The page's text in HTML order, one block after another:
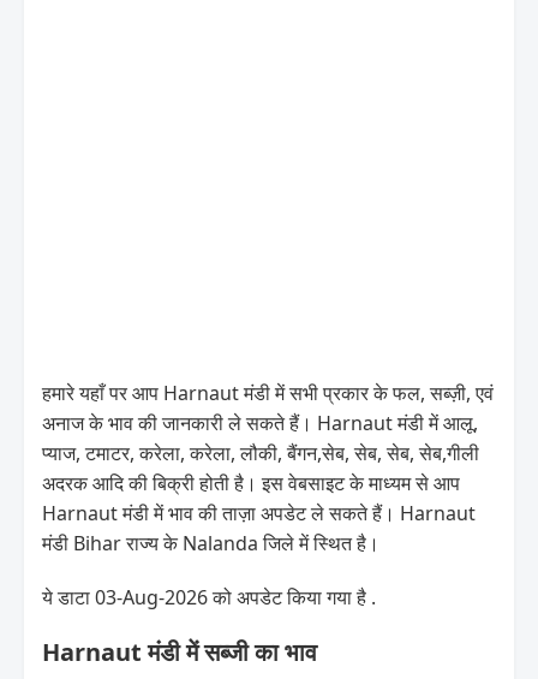
हमारे यहाँ पर आप Harnaut मंडी में सभी प्रकार के फल, सब्ज़ी, एवं
अनाज के भाव की जानकारी ले सकते हैं। Harnaut मंडी में आलू,
प्याज, टमाटर, करेला, करेला, लौकी, बैंगन,सेब, सेब, सेब, सेब,गीली
अदरक आदि की बिक्री होती है। इस वेबसाइट के माध्यम से आप
Harnaut मंडी में भाव की ताज़ा अपडेट ले सकते हैं। Harnaut
मंडी Bihar राज्य के Nalanda जिले में स्थित है।
ये डाटा 03-Aug-2026 को अपडेट किया गया है .
Harnaut मंडी में सब्जी का भाव